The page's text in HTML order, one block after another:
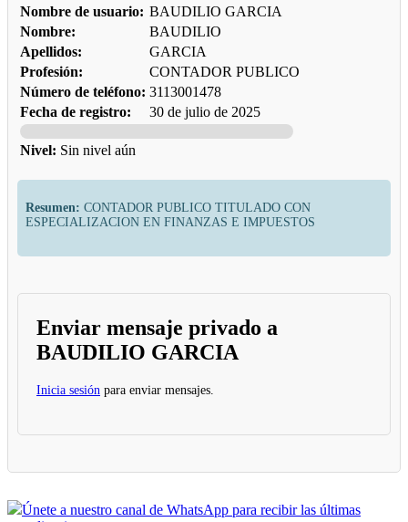
Nombre de usuario: BAUDILIO GARCIA
Nombre:
BAUDILIO
Apellidos:
GARCIA
Profesión:
CONTADOR PUBLICO
Número de teléfono: 3113001478
Fecha de registro:
30 de julio de 2025
Nivel: Sin nivel aún
Resumen: CONTADOR PUBLICO TITULADO CON
ESPECIALIZACION EN FINANZAS E IMPUESTOS
Enviar mensaje privado a
BAUDILIO GARCIA
Inicia sesión para enviar mensajes.
Únete a nuestro canal de WhatsApp para recibir las últimas